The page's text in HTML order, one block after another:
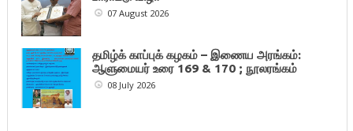
07 August 2026
தமிழ்க் காப்புக் கழகம் – இணைய அரங்கம்:
ஆளுமையர் உரை 169 & 170 ; நூலரங்கம்
08 July 2026